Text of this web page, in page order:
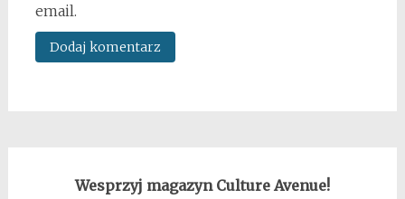
email.
Wesprzyj magazyn Culture Avenue!